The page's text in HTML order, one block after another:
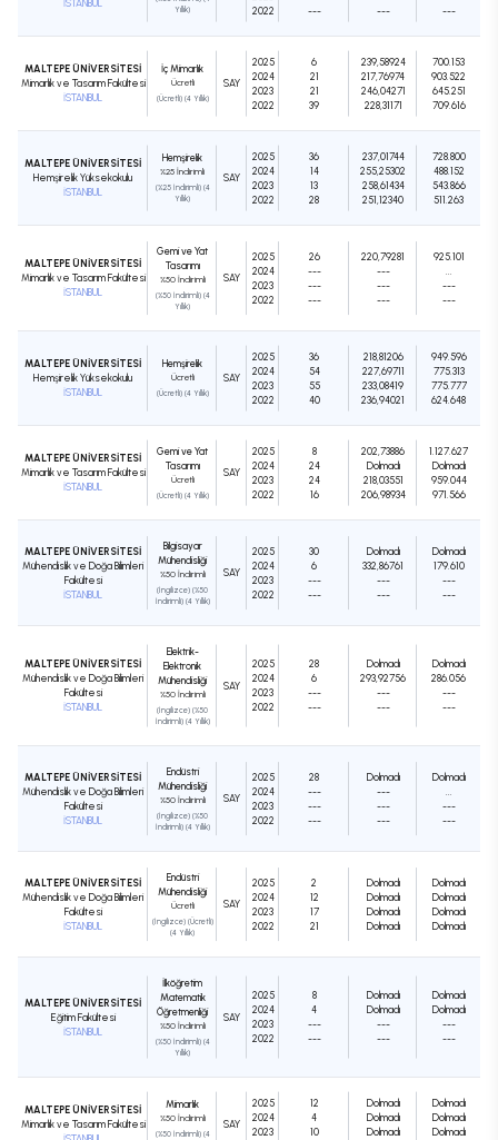
İSTANBUL
Yıllık)
2022
---
---
---
MALTEPE ÜNİVERSİTESİ
Mimarlık ve Tasarım Fakültesi
İSTANBUL
İç Mimarlık
Ücretli
(Ücretli) (4 Yıllık)
SAY
2025
2024
2023
2022
6
21
21
39
239,58924
217,76974
246,04271
228,31171
700.153
903.522
645.251
709.616
MALTEPE ÜNİVERSİTESİ
Hemşirelik Yüksekokulu
İSTANBUL
Hemşirelik
%25 İndirimli
(%25 İndirimli) (4
Yıllık)
SAY
2025
2024
2023
2022
36
14
13
28
237,01744
255,25302
258,61434
251,12340
728.800
488.152
543.866
511.263
MALTEPE ÜNİVERSİTESİ
Mimarlık ve Tasarım Fakültesi
İSTANBUL
Gemi ve Yat
Tasarımı
%50 İndirimli
(%50 İndirimli) (4
Yıllık)
SAY
2025
2024
2023
2022
26
---
---
---
220,79281
---
---
---
925.101
---
---
MALTEPE ÜNİVERSİTESİ
Hemşirelik Yüksekokulu
İSTANBUL
Hemşirelik
Ücretli
(Ücretli) (4 Yıllık)
SAY
2025
2024
2023
2022
36
54
55
40
218,81206
227,69711
233,08419
236,94021
949.596
775.313
775.777
624.648
MALTEPE ÜNİVERSİTESİ
Mimarlık ve Tasarım Fakültesi
İSTANBUL
Gemi ve Yat
Tasarımı
Ücretli
(Ücretli) (4 Yıllık)
SAY
2025
2024
2023
2022
8
24
24
16
202,73886
Dolmadı
218,03551
206,98934
1.127.627
Dolmadı
959.044
971.566
MALTEPE ÜNİVERSİTESİ
Mühendislik ve Doğa Bilimleri
Fakültesi
İSTANBUL
Bilgisayar
Mühendisliği
%50 İndirimli
(İngilizce) (%50
İndirimli) (4 Yıllık)
SAY
2025
2024
2023
2022
30
6
---
---
Dolmadı
332,86761
---
---
Dolmadı
179.610
---
---
MALTEPE ÜNİVERSİTESİ
Mühendislik ve Doğa Bilimleri
Fakültesi
İSTANBUL
Elektrik-
Elektronik
Mühendisliği
%50 İndirimli
(İngilizce) (%50
İndirimli) (4 Yıllık)
SAY
2025
2024
2023
2022
28
6
---
---
Dolmadı
293,92756
---
---
Dolmadı
286.056
---
---
MALTEPE ÜNİVERSİTESİ
Mühendislik ve Doğa Bilimleri
Fakültesi
İSTANBUL
Endüstri
Mühendisliği
%50 İndirimli
(İngilizce) (%50
İndirimli) (4 Yıllık)
SAY
2025
2024
2023
2022
28
---
---
---
Dolmadı
---
---
---
Dolmadı
---
---
MALTEPE ÜNİVERSİTESİ
Mühendislik ve Doğa Bilimleri
Fakültesi
İSTANBUL
Endüstri
Mühendisliği
Ücretli
(İngilizce) (Ücretli)
(4 Yıllık)
SAY
2025
2024
2023
2022
2
12
17
21
Dolmadı
Dolmadı
Dolmadı
Dolmadı
Dolmadı
Dolmadı
Dolmadı
Dolmadı
MALTEPE ÜNİVERSİTESİ
Eğitim Fakültesi
İSTANBUL
İlköğretim
Matematik
Öğretmenliği
%50 İndirimli
(%50 İndirimli) (4
Yıllık)
SAY
2025
2024
2023
2022
8
4
---
---
Dolmadı
Dolmadı
---
---
Dolmadı
Dolmadı
---
---
MALTEPE ÜNİVERSİTESİ
Mimarlık ve Tasarım Fakültesi
Mimarlık
%50 İndirimli
(%50 İndirimli) (4
SAY
2025
2024
2023
12
4
10
Dolmadı
Dolmadı
Dolmadı
Dolmadı
Dolmadı
Dolmadı